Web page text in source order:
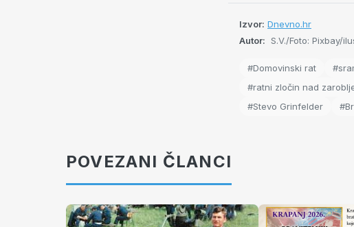
Izvor: Dnevno.hr
Autor: S.V./Foto: Pixbay/
#Domovinski rat
#ratni zločin nad
#Stevo Grinfelder
POVEZANI ČLANCI